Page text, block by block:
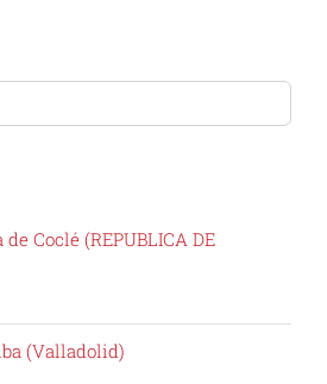
Coclé (REPUBLICA DE
(Valladolid)